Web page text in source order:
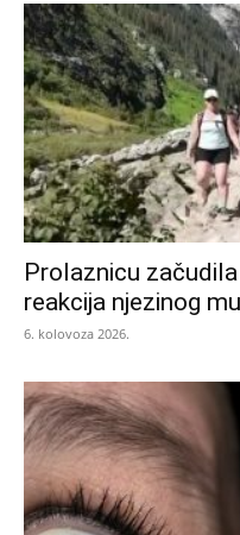
Prolaznicu
reakcija njezinog
6. kolovoza 2026.